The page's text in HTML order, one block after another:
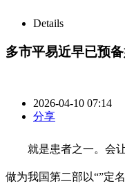
Details
多市平易近早已预
2026-04-10 07:14
分享
就是患者之一。会让
做为我国第二部以“”定